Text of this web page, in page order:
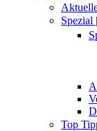
Spezial
Top